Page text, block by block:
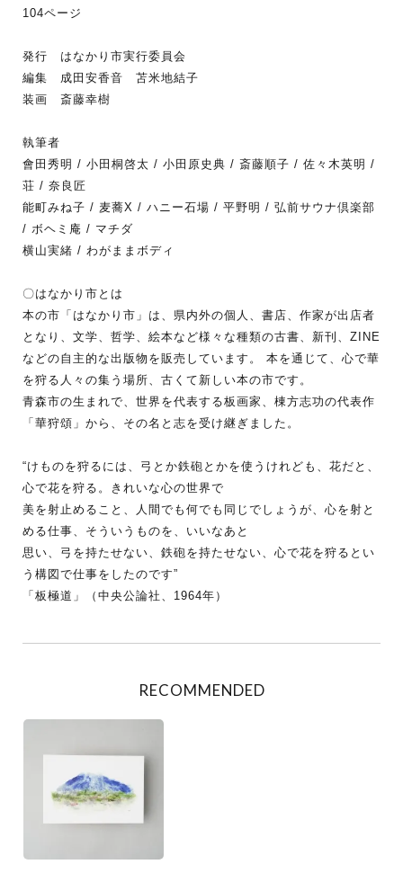
104ページ
発行 はなかり市実行委員会
編集 成田安香音 苫米地結子
装画 斎藤幸樹
執筆者
會田秀明 / 小田桐啓太 / 小田原史典 / 斎藤順子 / 佐々木英明 /
荘 / 奈良匠
能町みね子 / 麦蕎X / ハニー石場 / 平野明 / 弘前サウナ倶楽部
/ ボヘミ庵 / マチダ
横山実緒 / わがままボディ
〇はなかり市とは
本の市「はなかり市」は、県内外の個人、書店、作家が出店者
となり、文学、哲学、絵本など様々な種類の古書、新刊、ZINE
などの自主的な出版物を販売しています。 本を通じて、心で華
を狩る人々の集う場所、古くて新しい本の市です。
青森市の生まれで、世界を代表する板画家、棟方志功の代表作
「華狩頌」から、その名と志を受け継ぎました。
“けものを狩るには、弓とか鉄砲とかを使うけれども、花だと、
心で花を狩る。きれいな心の世界で
美を射止めること、人間でも何でも同じでしょうが、心を射と
める仕事、そういうものを、いいなあと
思い、弓を持たせない、鉄砲を持たせない、心で花を狩るとい
う構図で仕事をしたのです”
「板極道」（中央公論社、1964年）
RECOMMENDED